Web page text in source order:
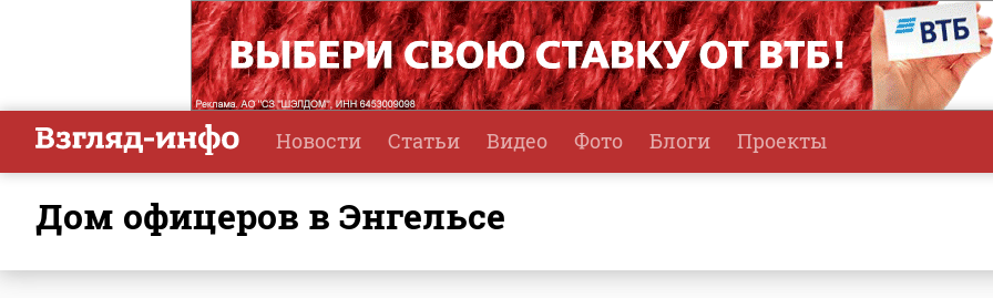
Новости Статьи Видео Фото Блоги Проекты
Дом офицеров в Энгельсе